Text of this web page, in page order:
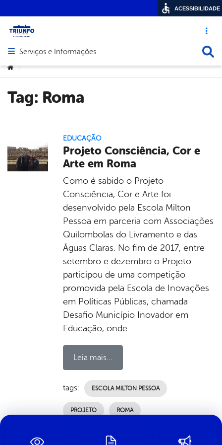
Acesso
Abrir menu principal de navegação
Serviços e Informações
Você está aqui:
>
Tag: Roma
EDUCAÇÃO
Projeto Consciência, Cor e
Arte em Roma
Como é sabido o Projeto
Consciência, Cor e Arte foi
desenvolvido pela Escola Milton
Pessoa em parceria com Associações
Quilombolas do Livramento e das
Águas Claras. No fim de 2017, entre
setembro e dezembro o Projeto
participou de uma competição
promovida pela Escola de Inovações
em Políticas Públicas, chamada
Desafio Município Inovador em
Educação, onde
Leia mais...
tags: ESCOLA MILTON PESSOA
PROJETO ROMA
ACESSIBILIDADE